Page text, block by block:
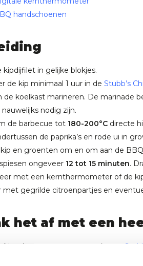
handschoenen
kipdijfilet in gelijke blokjes.
de kip minimaal 1 uur in deStubb’s
de koelkast marineren. De marinade
nodig zijn.
de barbecue tot 180-200°C directe
de paprika’s en rode ui in
en groenten om en om aan de
ongeveer 12 tot 15 minuten.
met een kernthermometer of de
met gegrilde citroenpartjes en
het af met een
kipspiesen nog meer smaak met
op de barbecue voor een heerlijke